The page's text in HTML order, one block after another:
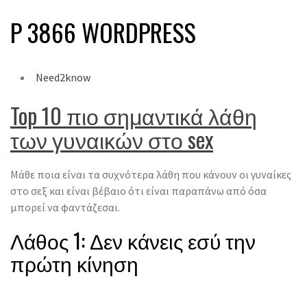
P 3866 WORDPRESS
Need2know
Top 10 πιο σημαντικά λάθη
των γυναικών στο sex
Μάθε ποια είναι τα συχνότερα λάθη που κάνουν οι γυναίκες
στο σεξ και είναι βέβαιο ότι είναι παραπάνω από όσα
μπορεί να φαντάζεσαι.
Λάθος 1: Δεν κάνεις εσύ την
πρώτη κίνηση